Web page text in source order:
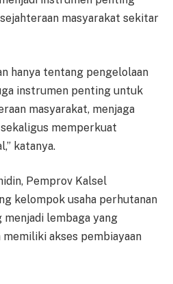
masyarakat sekitar
hanya tentang pengelolaan
instrumen penting untuk
masyarakat, menjaga
memperkuat
katanya.
Pemprov Kalsel
kelompok usaha perhutanan
lembaga yang
akses pembiayaan